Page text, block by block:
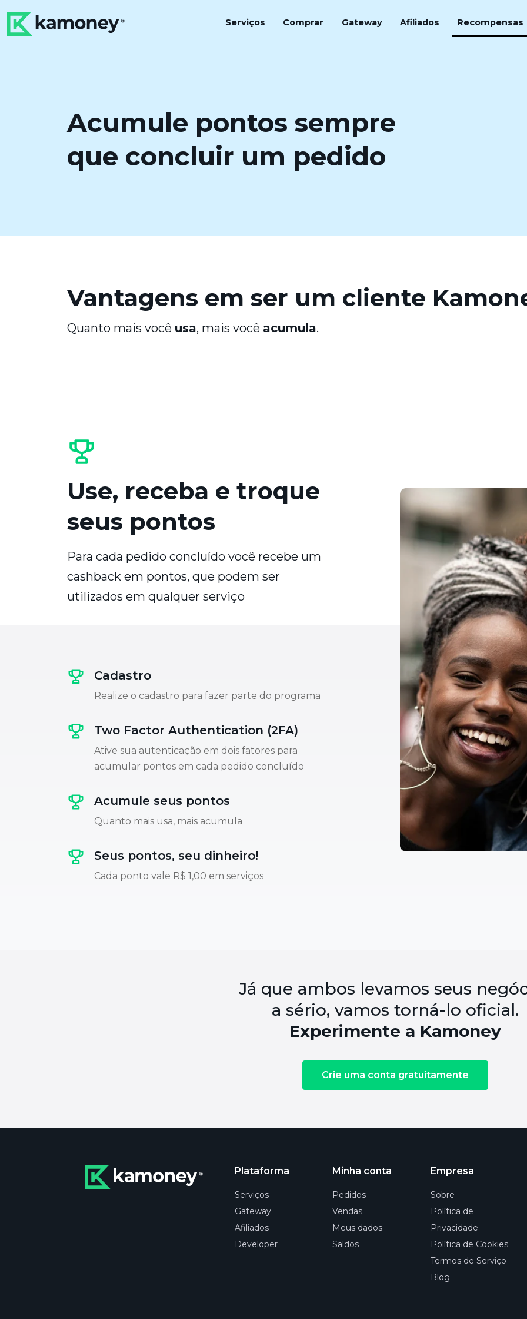
Serviços Comprar Gateway Afiliados Recompensas
Acumule pontos sempre
que concluir um pedido
Vantagens em ser um cliente
Quanto mais você usa, mais você acumula.
Use, receba e troque
seus pontos
Para cada pedido concluído você recebe um
cashback em pontos, que podem ser
utilizados em qualquer serviço
Cadastro
Realize o cadastro para fazer parte do programa
Two Factor Authentication (2FA)
Ative sua autenticação em dois fatores para
acumular pontos em cada pedido concluído
Acumule seus pontos
Quanto mais usa, mais acumula
Seus pontos, seu dinheiro!
Cada ponto vale R$ 1,00 em serviços
Já que ambos levamos seus
a sério, vamos torná-lo oficial.
Experimente a Kamoney
Crie uma conta gratuitamente
Plataforma
Serviços
Gateway
Afiliados
Developer
Minha conta
Pedidos
Vendas
Meus dados
Saldos
Empresa
Sobre
Política de
Privacidade
Política de Cookies
Termos de Serviço
Blog